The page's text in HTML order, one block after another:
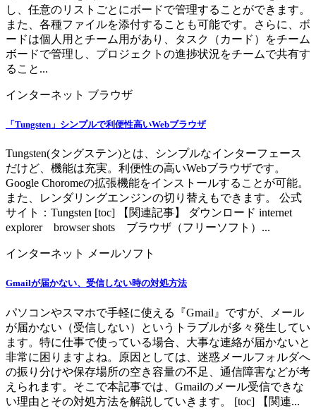
し、任意のリストごとにボードで管理することができます。
また、各種ファイルを添付することも可能です。さらに、ボ
ードは個人用とチーム用があり、タスク（カード）をチーム
ボードで管理し、プロジェクトの進捗状況をチームで共有す
ること...
インターネット ブラウザ
「Tungsten」シンプルで利便性高いWebブラウザ
Tungsten(タングステン)とは、シンプルなインターフェース
だけど、機能は充実。利便性の高いWebブラウザです。
Google Choromeの拡張機能をインストールすることが可能。
また、レンダリングエンジンの切り替えもできます。 公式
サイト：Tungsten [toc] 【関連記事】 ダウンロード internet
explorer browser shots ブラウザ（フリーソフト）...
インターネット メールソフト
Gmailが届かない、受信しない時の対処方法
パソコンやスマホで手軽に使える『Gmail』ですが、メール
が届かない（受信しない）というトラブルが多々発生してい
ます。特に仕事で使っている場合、大事な連絡が届かないと
非常に困りますよね。原因としては、迷惑メールフォルダへ
の振り分けや保存場所の空き容量の不足、通信障害などが考
えられます。そこで本記事では、Gmailのメール受信できな
い理由とその対処方法を解説していきます。 [toc] 【関連...